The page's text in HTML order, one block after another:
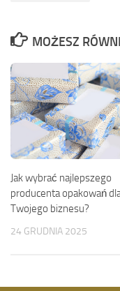
MOŻESZ
Jak wybrać najlepszego
producenta opakowań
Twojego biznesu?
24 GRUDNIA 2025